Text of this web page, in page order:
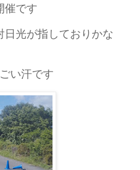
催です
日光が指しておりかな
い汗です